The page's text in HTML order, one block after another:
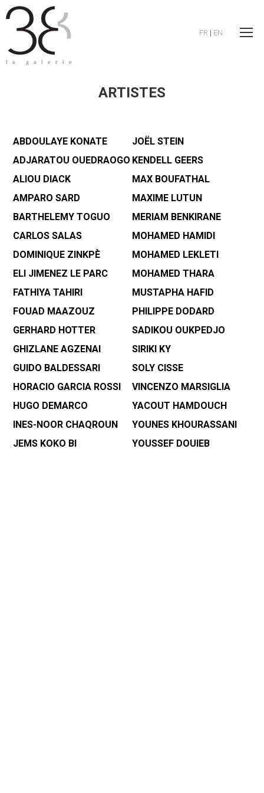
FR | EN
ARTISTES
ABDOULAYE KONATE
ADJARATOU OUEDRAOGO
ALIOU DIACK
AMPARO SARD
BARTHELEMY TOGUO
CARLOS SALAS
DOMINIQUE ZINKPÈ
ELI JIMENEZ LE PARC
FATHIYA TAHIRI
FOUAD MAAZOUZ
GERHARD HOTTER
GHIZLANE AGZENAI
GUIDO BALDESSARI
HORACIO GARCIA ROSSI
HUGO DEMARCO
INES-NOOR CHAQROUN
JEMS KOKO BI
JOËL STEIN
KENDELL GEERS
MAX BOUFATHAL
MAXIME LUTUN
MERIAM BENKIRANE
MOHAMED HAMIDI
MOHAMED LEKLETI
MOHAMED THARA
MUSTAPHA HAFID
PHILIPPE DODARD
SADIKOU OUKPEDJO
SIRIKI KY
SOLY CISSE
VINCENZO MARSIGLIA
YACOUT HAMDOUCH
YOUNES KHOURASSANI
YOUSSEF DOUIEB